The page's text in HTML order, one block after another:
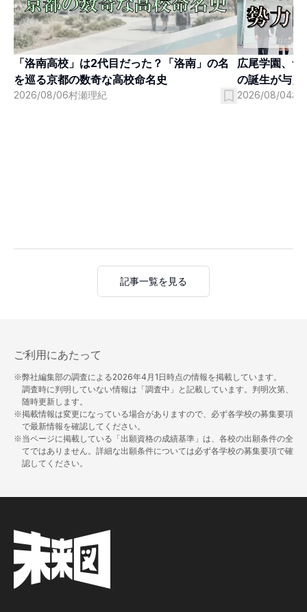
「洛南高校」は2代目だった？「洛南」の名
を巡る京都の数奇な高校命名史
2026/08/06村瀬理紀
広尾学園、
の誕生が与え
2026/08/04村
記事一覧を見る
ご利用にあたって
※弊社編集部の調査による2026年4月1日時点の情報を掲載しています。
調査時に判明していない情報は「調査中」と記載しています。判明次第、
随時更新します。
※掲載情報は変更になっている場合がありますので、必ず各学校の募集要項
で最新情報を確認してください。
※当ページに掲載している「出願資格の成績基準」は、各校の出願条件の全
てではありません。詳細な出願条件については必ず各学校の募集要項で確
認してください。